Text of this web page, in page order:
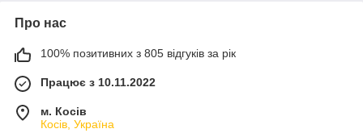
Про нас
100% позитивних з 805 відгуків за рік
Працює з 10.11.2022
м. Косів
Косів, Україна